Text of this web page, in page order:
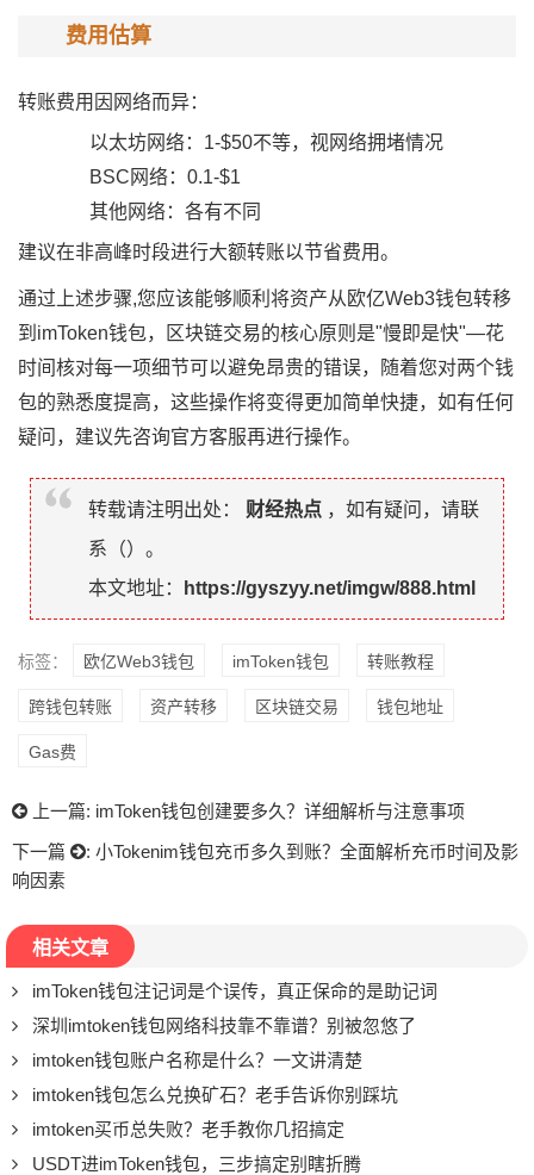
费用估算
转账费用因网络而异：
以太坊网络：1-$50不等，视网络拥堵情况
BSC网络：0.1-$1
其他网络：各有不同
建议在非高峰时段进行大额转账以节省费用。
通过上述步骤,您应该能够顺利将资产从欧亿Web3钱包转移
到imToken钱包，区块链交易的核心原则是"慢即是快"—花
时间核对每一项细节可以避免昂贵的错误，随着您对两个钱
包的熟悉度提高，这些操作将变得更加简单快捷，如有任何
疑问，建议先咨询官方客服再进行操作。
转载请注明出处： 财经热点 ，如有疑问，请联
系（）。
本文地址：
https://gyszyy.net/imgw/888.html
标签： 欧亿Web3钱包 imToken钱包 转账教程
跨钱包转账 资产转移 区块链交易 钱包地址
Gas费
上一篇: imToken钱包创建要多久？详细解析与注意事项
下一篇
: 小Tokenim钱包充币多久到账？全面解析充币时间及影
响因素
相关文章
imToken钱包注记词是个误传，真正保命的是助记词
深圳imtoken钱包网络科技靠不靠谱？别被忽悠了
imtoken钱包账户名称是什么？一文讲清楚
imtoken钱包怎么兑换矿石？老手告诉你别踩坑
imtoken买币总失败？老手教你几招搞定
USDT进imToken钱包，三步搞定别瞎折腾